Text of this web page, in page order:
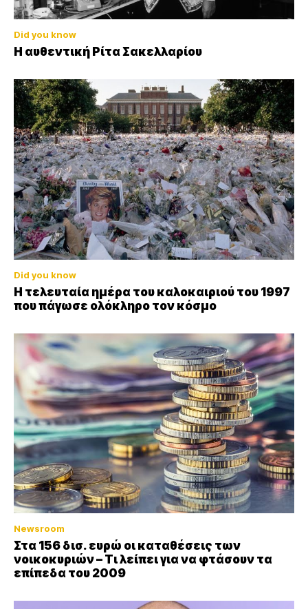
Did you know
Η αυθεντική Ρίτα Σακελλαρίου
Did you know
Η τελευταία ημέρα του καλοκαιριού του 1997
που πάγωσε ολόκληρο τον κόσμο
Newsroom
Στα 156 δισ. ευρώ οι καταθέσεις των
νοικοκυριών – Τι λείπει για να φτάσουν τα
επίπεδα του 2009